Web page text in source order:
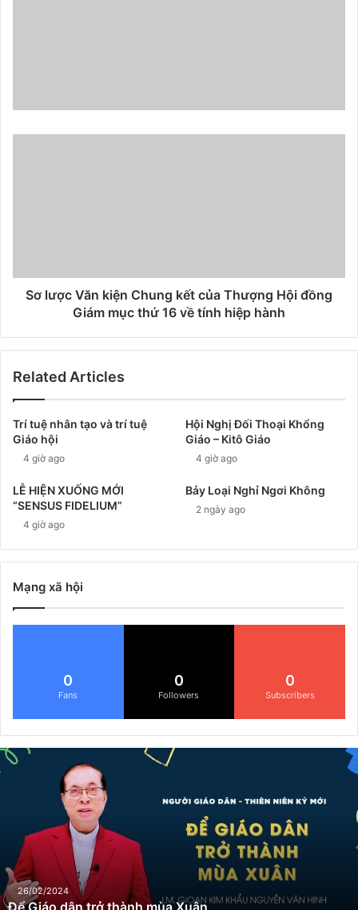
Sơ lược Văn kiện Chung kết của Thượng Hội đồng
Giám mục thứ 16 về tính hiệp hành
Related Articles
Trí tuệ nhân tạo và trí tuệ
Giáo hội
4 giờ ago
Hội Nghị Đối Thoại Khổng
Giáo – Kitô Giáo
4 giờ ago
LỄ HIỆN XUỐNG MỚI
“SENSUS FIDELIUM”
4 giờ ago
Bảy Loại Nghỉ Ngơi Không
2 ngày ago
Mạng xã hội
0
Fans
0
Followers
0
Subscribers
Đ
ể
â
n
t
26/02/2024
Để Giáo dân trở thành mùa Xuân